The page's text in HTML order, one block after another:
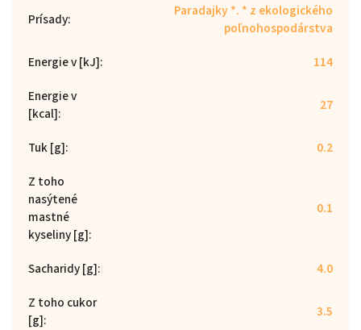
Prísady:
Paradajky *. * z ekologického
poľnohospodárstva
Energie v [kJ]:
114
Energie v
[kcal]: 27
Tuk [g]:
0.2
Z toho
nasýtené
mastné
kyseliny [g]:
0.1
Sacharidy [g]:
4.0
Z toho cukor
[g]: 3.5